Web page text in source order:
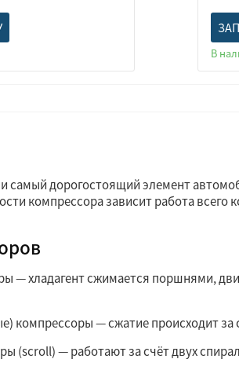
В
самый дорогостоящий элемент
компрессора зависит работа всего
— хладагент сжимается поршнями,
компрессоры — сжатие происходит
(scroll) — работают за счёт двух